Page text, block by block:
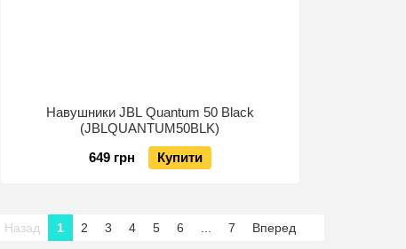
Навушники JBL Quantum 50 Black
(JBLQUANTUM50BLK)
649 грн
Купити
Назад 1 2 3 4 5 6 7 Вперед